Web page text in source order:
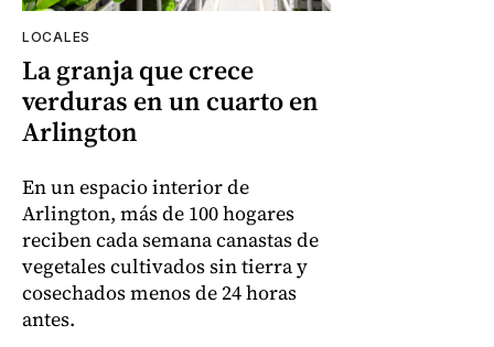
LOCALES
La granja que crece
verduras en un cuarto en
Arlington
En un espacio interior de
Arlington, más de 100 hogares
reciben cada semana canastas de
vegetales cultivados sin tierra y
cosechados menos de 24 horas
antes.